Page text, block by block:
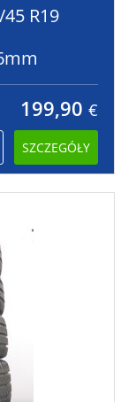
R19
199,90 €
SZCZEGÓŁY